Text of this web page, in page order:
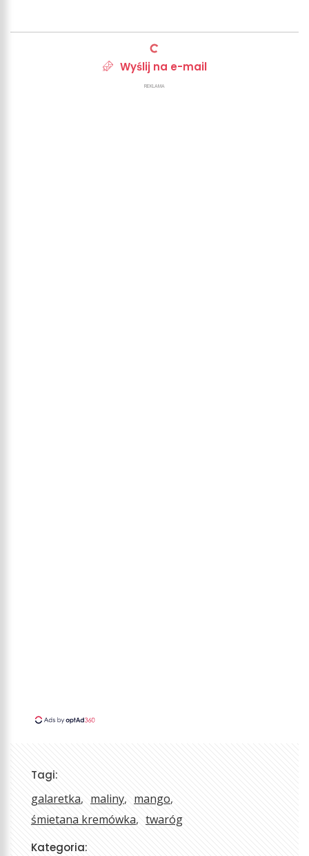
Wyślij na e-mail
REKLAMA
Tagi:
galaretka maliny
mango
śmietana kremówka
twaróg
Kategoria: